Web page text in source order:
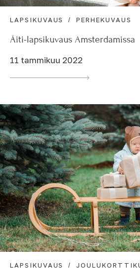
LAPSIKUVAUS PERHEKUVAUS
Äiti-lapsikuvaus Amsterdamissa
11 tammikuu 2022
LAPSIKUVAUS